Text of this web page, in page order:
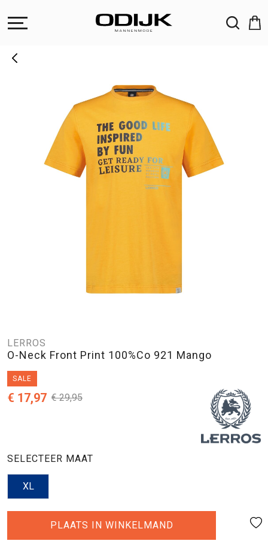
LERROS
O-Neck Front Print 100%Co 921 Mango
SALE
€ 29,95
€ 17,97
SELECTEER MAAT
XL
PLAATS IN WINKELMAND